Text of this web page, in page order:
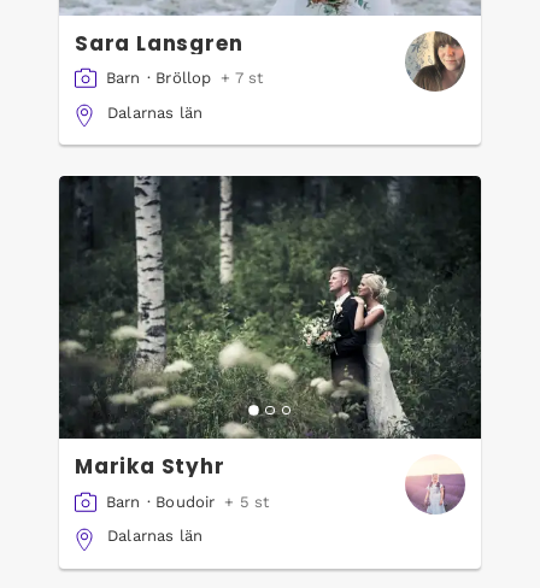
Sara Lansgren
Barn · Bröllop + 7 st
Dalarnas län
Marika Styhr
Barn · Boudoir + 5 st
Dalarnas län